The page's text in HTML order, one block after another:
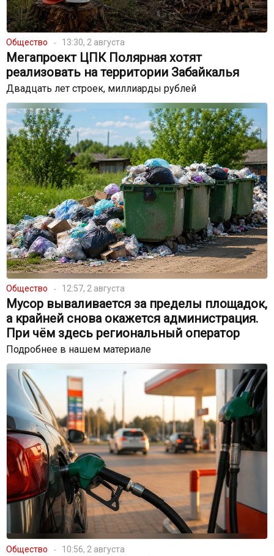
Общество 13:30, 2 августа
Мегапроект ЦПК Полярная хотят
реализовать на территории Забайкалья
Двадцать лет строек, миллиарды рублей
Общество 12:57, 2 августа
Мусор вываливается за пределы площадок,
а крайней снова окажется администрация.
При чём здесь региональный оператор
Подробнее в нашем материале
Общество 10:56, 2 августа